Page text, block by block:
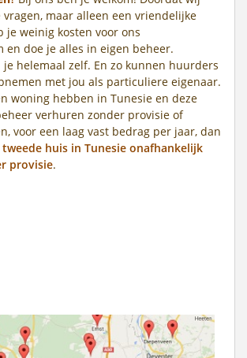
vragen, maar alleen een vriendelijke
je weinig kosten voor ons
doe je alles in eigen beheer.
je helemaal zelf. En zo kunnen huurders
met jou als particuliere eigenaar.
woning hebben in Tunesie en deze
verhuren zonder provisie of
voor een laag vast bedrag per jaar, dan
tweede huis in Tunesie onafhankelijk
provisie.